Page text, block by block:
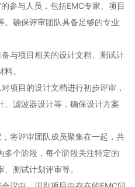
参与人员，包括EMC专家、项目
。确保评审团队具备足够的专业
与项目相关的设计文档、测试计
。
项目的设计文档进行初步评审，
、滤波器设计等，确保设计方案
将评审团队成员聚集在一起，共
多个阶段，每个阶段关注特定的
测试计划评审等。